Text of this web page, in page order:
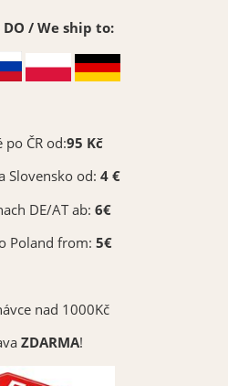
DO / We ship to:
po ČR od:95 Kč
Slovensko od: 4 €
DE/AT ab: 6€
Poland from: 5€
nad 1000Kč
ZDARMA!